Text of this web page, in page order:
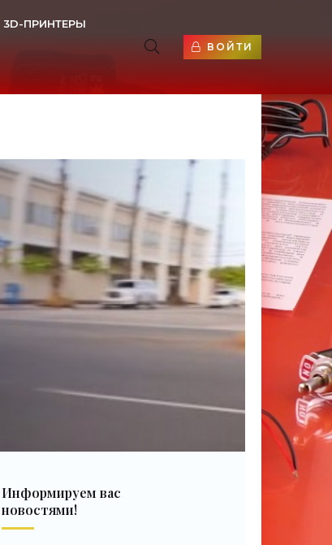
3D-ПРИНТЕРЫ
ВОЙТИ
Информируем вас
новостями!